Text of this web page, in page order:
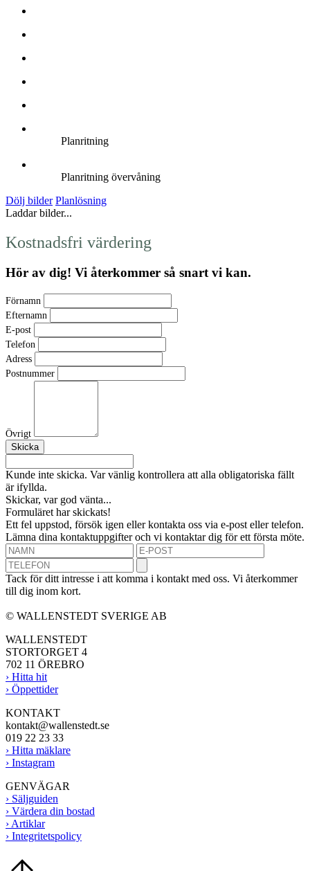
Planritning
Planritning övervåning
Dölj bilder Planlösning
Laddar bilder...
Kostnadsfri värdering
Hör av dig! Vi återkommer så snart vi kan.
Förnamn
Efternamn
E-post
Telefon
Adress
Postnummer
Övrigt
Kunde inte skicka. Var vänlig kontrollera att alla obligatoriska fällt
är ifyllda.
Skickar, var god vänta...
Formuläret har skickats!
Ett fel uppstod, försök igen eller kontakta oss via e-post eller telefon.
Lämna dina kontaktuppgifter och vi kontaktar dig för ett första möte.
Tack för ditt intresse i att komma i kontakt med oss. Vi återkommer
till dig inom kort.
© WALLENSTEDT SVERIGE AB
WALLENSTEDT
STORTORGET 4
702 11 ÖREBRO
› Hitta hit
› Öppettider
KONTAKT
kontakt@wallenstedt.se
019 22 23 33
› Hitta mäklare
› Instagram
GENVÄGAR
› Säljguiden
› Värdera din bostad
› Artiklar
› Integritetspolicy